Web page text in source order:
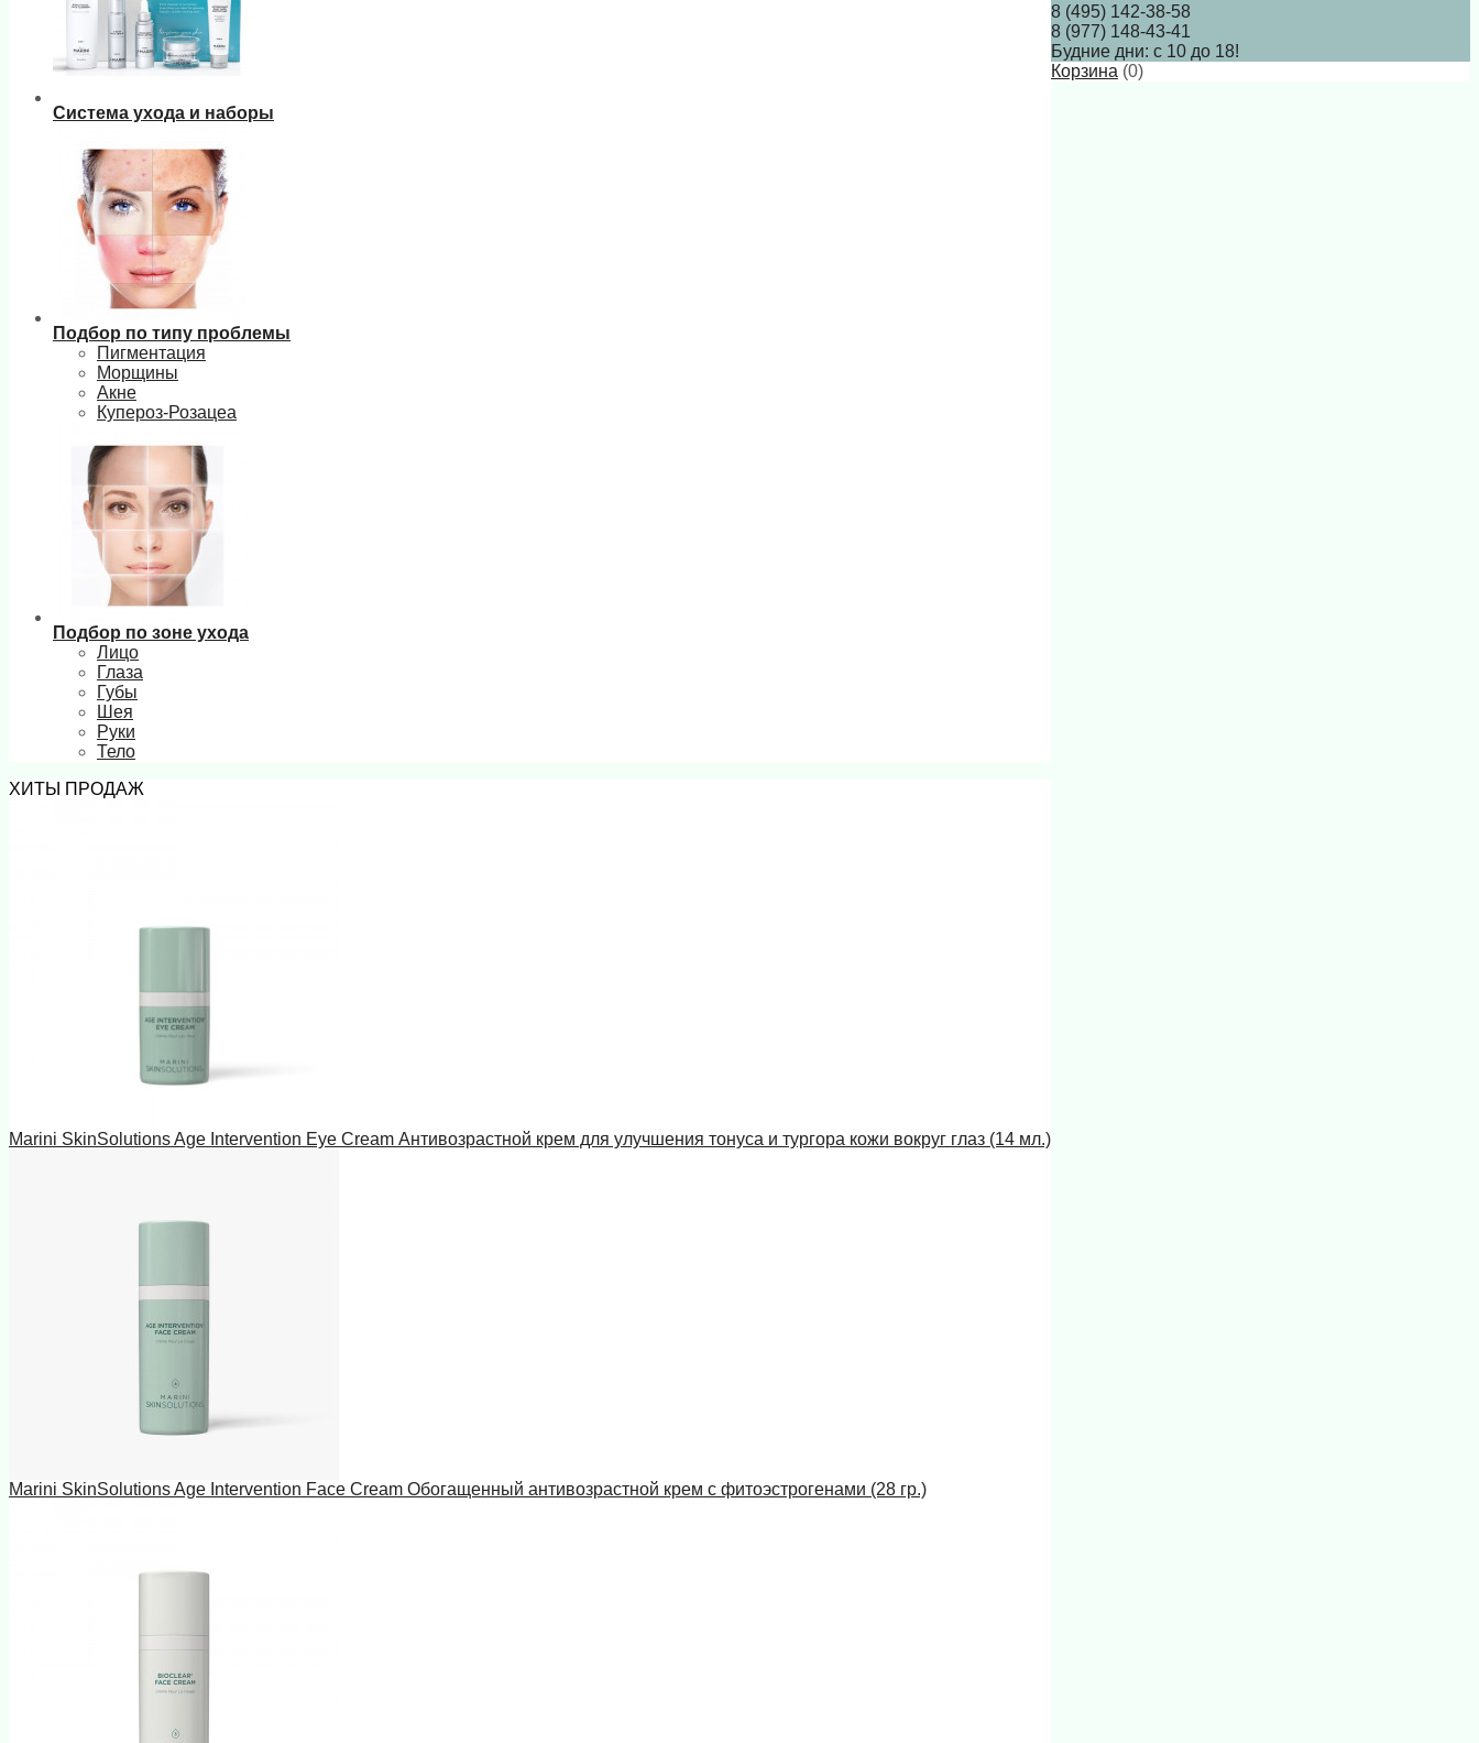
Система ухода и наборы
Подбор по типу проблемы
Пигментация
Морщины
Акне
Купероз-Розацеа
Подбор по зоне ухода
Лицо
Глаза
Губы
Шея
Руки
Тело
ХИТЫ ПРОДАЖ
Marini SkinSolutions Age Intervention Eye Cream Антивозрастной крем для улучшения тонуса и тургора кожи вокруг глаз (14 мл.)
Marini SkinSolutions Age Intervention Face Cream Обогащенный антивозрастной крем с фитоэстрогенами (28 гр.)
8 (495) 142-38-58
8 (977) 148-43-41
Будние дни: с 10 до 18!
Корзина (0)